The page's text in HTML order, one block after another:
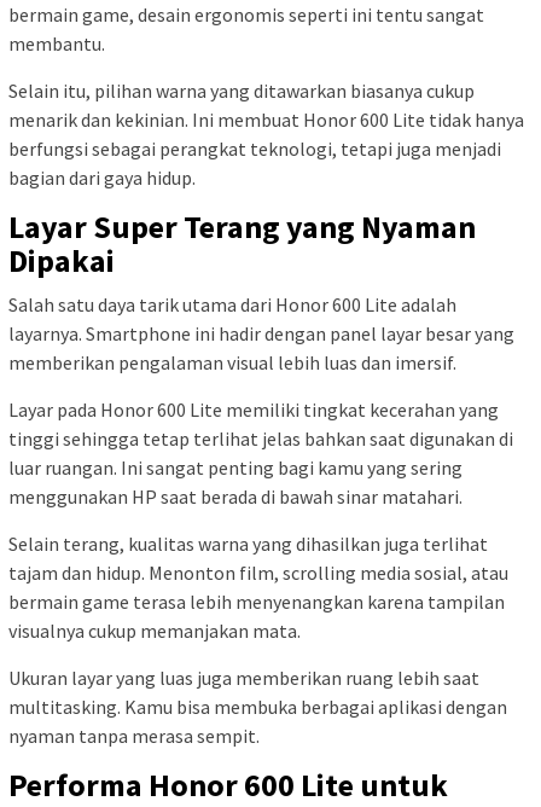
bermain game, desain ergonomis seperti ini tentu sangat
membantu.
Selain itu, pilihan warna yang ditawarkan biasanya cukup
menarik dan kekinian. Ini membuat Honor 600 Lite tidak hanya
berfungsi sebagai perangkat teknologi, tetapi juga menjadi
bagian dari gaya hidup.
Layar Super Terang yang Nyaman
Dipakai
Salah satu daya tarik utama dari Honor 600 Lite adalah
layarnya. Smartphone ini hadir dengan panel layar besar yang
memberikan pengalaman visual lebih luas dan imersif.
Layar pada Honor 600 Lite memiliki tingkat kecerahan yang
tinggi sehingga tetap terlihat jelas bahkan saat digunakan di
luar ruangan. Ini sangat penting bagi kamu yang sering
menggunakan HP saat berada di bawah sinar matahari.
Selain terang, kualitas warna yang dihasilkan juga terlihat
tajam dan hidup. Menonton film, scrolling media sosial, atau
bermain game terasa lebih menyenangkan karena tampilan
visualnya cukup memanjakan mata.
Ukuran layar yang luas juga memberikan ruang lebih saat
multitasking. Kamu bisa membuka berbagai aplikasi dengan
nyaman tanpa merasa sempit.
Performa Honor 600 Lite untuk